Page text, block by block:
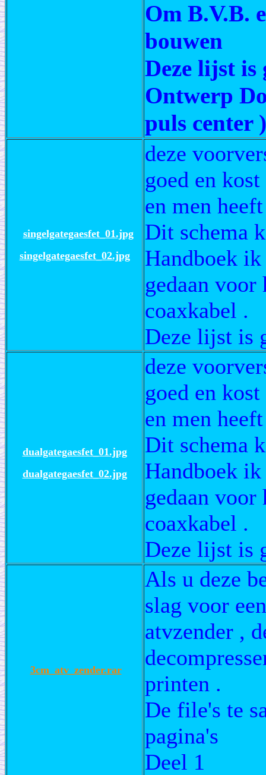
Om B.V.B.
bouwen
Deze lijst is
Ontwerp
puls center
singelgategaesfet_01.jpg
singelgategaesfet_02.jpg
deze
goed en
en men
Dit schema
Handboek ik
gedaan voor
coaxkabel .
Deze lijst is
dualgategaesfet_01.jpg
dualgategaesfet_02.jpg
deze
goed en
en men
Dit schema
Handboek ik
gedaan voor
coaxkabel .
Deze lijst is
3cm_atv_zender.rar
Als u deze
slag voor
atvzender ,
printen .
De file's te
pagina's
Deel 1